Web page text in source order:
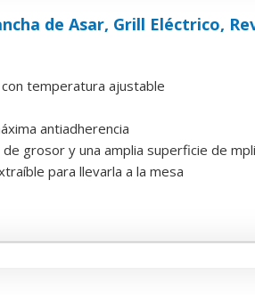
de Asar, Grill Eléctrico,
temperatura ajustable
antiadherencia
grosor y una amplia superficie de
para llevarla a la mesa